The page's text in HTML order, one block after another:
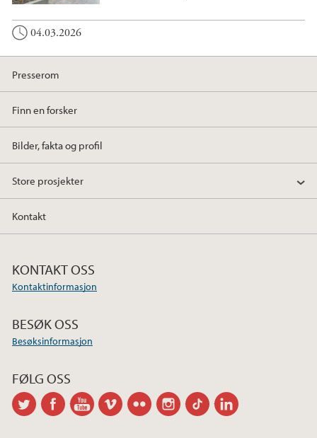
04.03.2026
Presserom
Finn en forsker
Bilder, fakta og profil
Store prosjekter
Kontakt
KONTAKT OSS
Kontaktinformasjon
BESØK OSS
Besøksinformasjon
FØLG OSS
twitter facebookyoutubevimeo flickr instagram
tiktok